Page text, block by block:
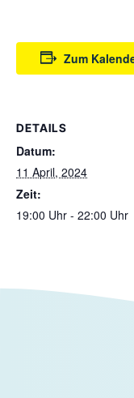
Zum
DETAILS
Datum:
11 April, 2024
Zeit:
19:00 Uhr - 22:00 Uhr